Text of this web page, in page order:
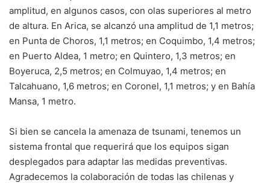
amplitud, en algunos casos, con olas superiores al metro
de altura. En Arica, se alcanzó una amplitud de 1,1 metros;
en Punta de Choros, 1,1 metros; en Coquimbo, 1,4 metros;
en Puerto Aldea, 1 metro; en Quintero, 1,3 metros; en
Boyeruca, 2,5 metros; en Colmuyao, 1,4 metros; en
Talcahuano, 1,6 metros; en Coronel, 1,1 metros; y en Bahía
Mansa, 1 metro.
Si bien se cancela la amenaza de tsunami, tenemos un
sistema frontal que requerirá que los equipos sigan
desplegados para adaptar las medidas preventivas.
Agradecemos la colaboración de todas las chilenas y